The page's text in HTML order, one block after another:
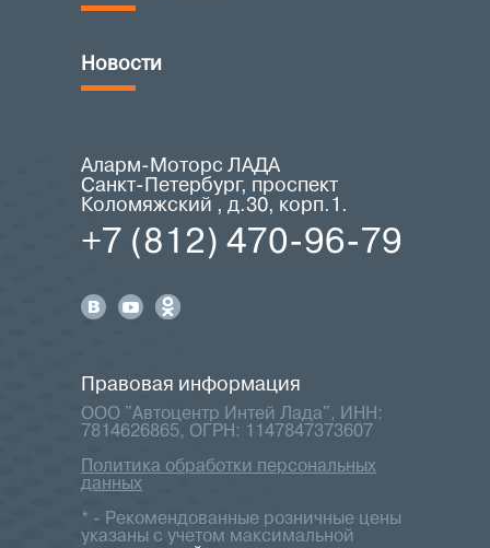
Новости
Аларм-Моторс ЛАДА
Санкт-Петербург, проспект
Коломяжский , д.30, корп.1.
+7 (812) 470-96-79
Правовая информация
ООО "Автоцентр Интей Лада", ИНН:
7814626865, ОГРН: 1147847373607
Политика обработки персональных
данных
* - Рекомендованные розничные цены
указаны с учетом максимальной